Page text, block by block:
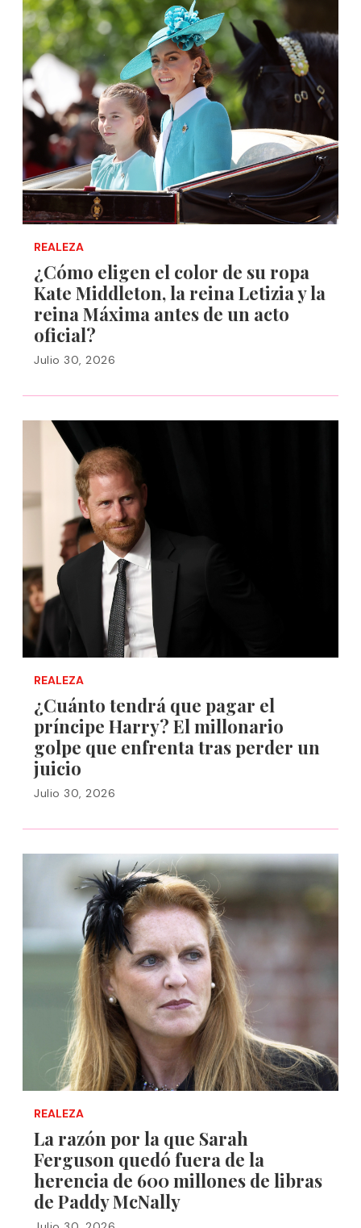
REALEZA
¿Cómo eligen el color de su ropa
Kate Middleton, la reina Letizia y la
reina Máxima antes de un acto
oficial?
Julio 30, 2026
REALEZA
¿Cuánto tendrá que pagar el
príncipe Harry? El millonario
golpe que enfrenta tras perder un
juicio
Julio 30, 2026
REALEZA
La razón por la que Sarah
Ferguson quedó fuera de la
herencia de 600 millones de libras
de Paddy McNally